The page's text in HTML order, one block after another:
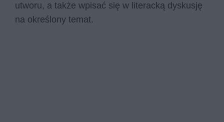
utworu, a także wpisać się w literacką dyskusję
na określony temat.